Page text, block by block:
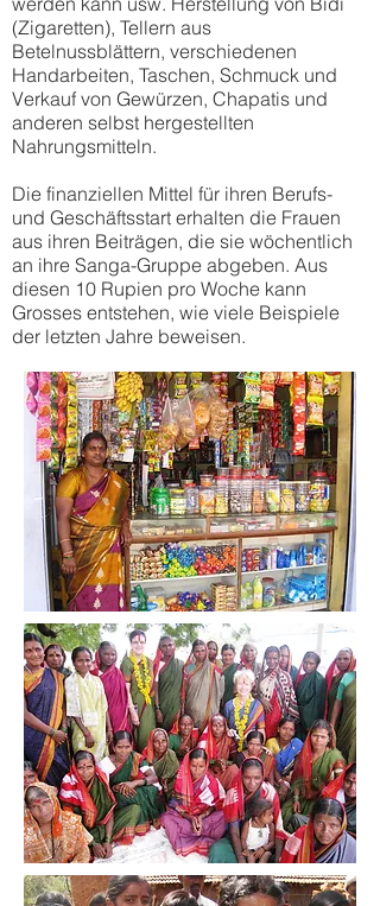
(Zigaretten), Tellern aus
Betelnussblättern, verschiedenen
Handarbeiten, Taschen, Schmuck und
Verkauf von Gewürzen, Chapatis und
anderen selbst hergestellten
Nahrungsmitteln.
Die finanziellen Mittel für ihren Berufs-
und Geschäftsstart erhalten die Frauen
aus ihren Beiträgen, die sie wöchentlich
an ihre Sanga-Gruppe abgeben. Aus
diesen 10 Rupien pro Woche kann
Grosses entstehen, wie viele Beispiele
der letzten Jahre beweisen.